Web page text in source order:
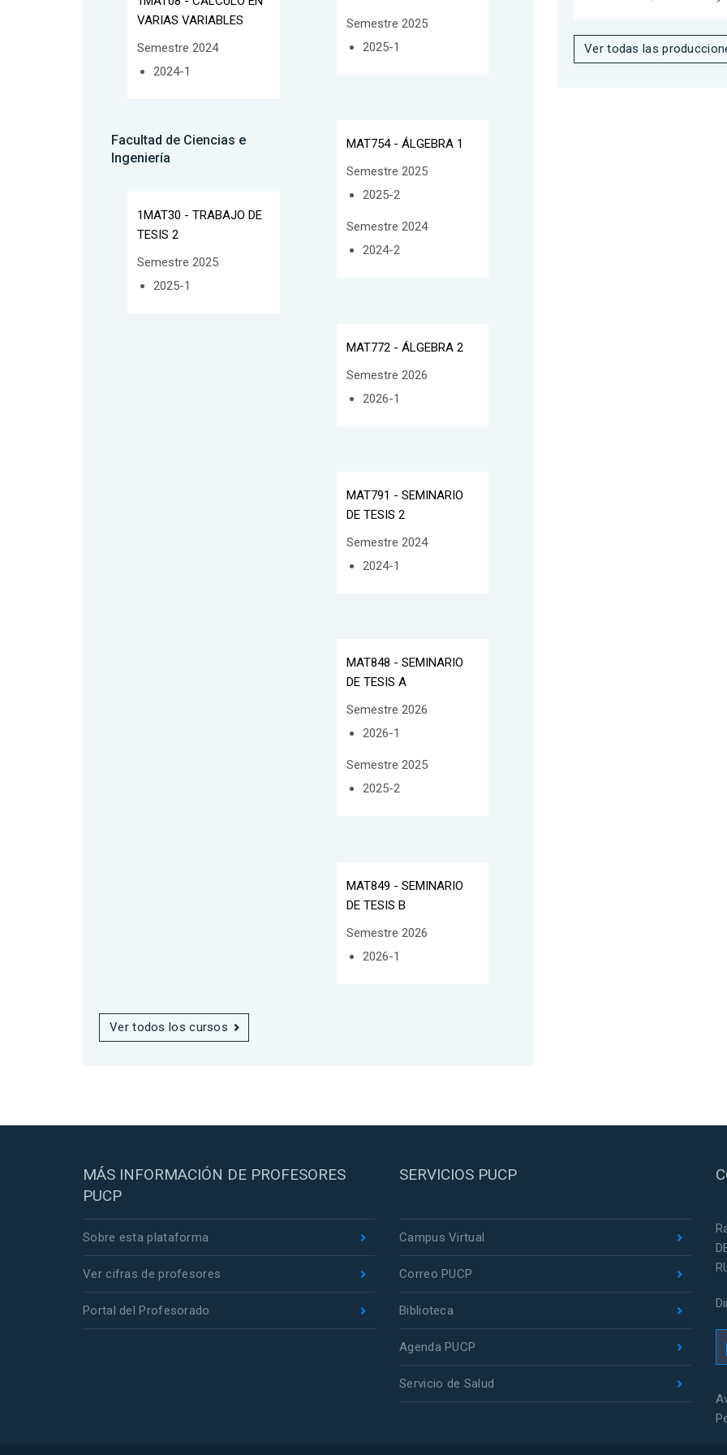
VARIAS VARIABLES
Semestre 2024
2024-1
Facultad de Ciencias e
Ingeniería
1MAT30 - TRABAJO DE
TESIS 2
Semestre 2025
2025-1
Semestre 2025
2025-1
MAT754 - ÁLGEBRA 1
Semestre 2025
2025-2
Semestre 2024
2024-2
MAT772 - ÁLGEBRA 2
Semestre 2026
2026-1
MAT791 - SEMINARIO
DE TESIS 2
Semestre 2024
2024-1
MAT848 - SEMINARIO
DE TESIS A
Semestre 2026
2026-1
Semestre 2025
2025-2
MAT849 - SEMINARIO
DE TESIS B
Semestre 2026
2026-1
Ver todos los cursos
Ver todas las
MÁS INFORMACIÓN DE PROFESORES
PUCP
Sobre esta plataforma
Ver cifras de profesores
Portal del Profesorado
SERVICIOS PUCP
Campus Virtual
Correo PUCP
Biblioteca
Agenda PUCP
Servicio de Salud